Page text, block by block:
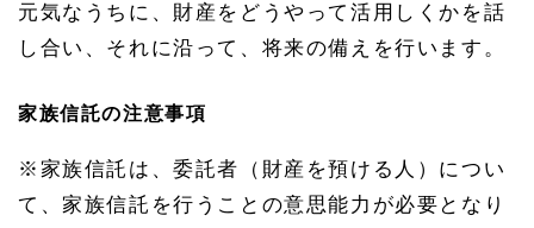
元気なうちに、財産をどうやって活用しくかを話
し合い、それに沿って、将来の備えを行います。
家族信託の注意事項
※家族信託は、委託者（財産を預ける人）につい
て、家族信託を行うことの意思能力が必要となり